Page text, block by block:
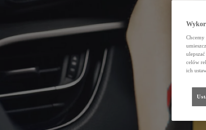
Chcemy
celów
ich